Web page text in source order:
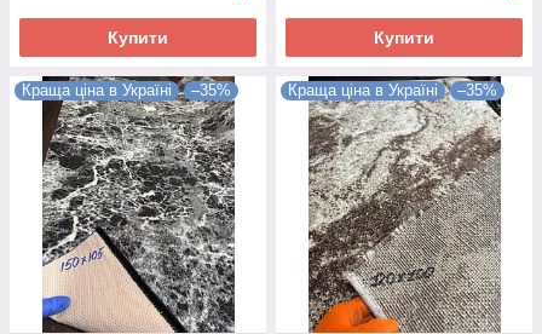
Купити Купити
Краща ціна в Україні –35% Краща ціна в Україні –35%